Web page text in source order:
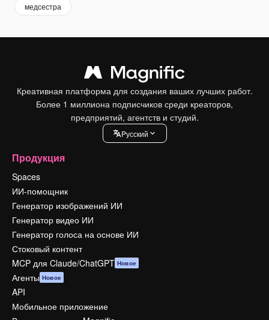
медсестра
Креативная платформа для создания ваших лучших работ.
Более 1 миллиона подписчиков среди креаторов,
предприятий, агентств и студий.
Pусский
Продукция
Spaces
ИИ-помощник
Генератор изображений ИИ
Генератор видео ИИ
Генератор голоса на основе ИИ
Стоковый контент
MCP для Claude/ChatGPT Новое
Агенты Новое
API
Мобильное приложение